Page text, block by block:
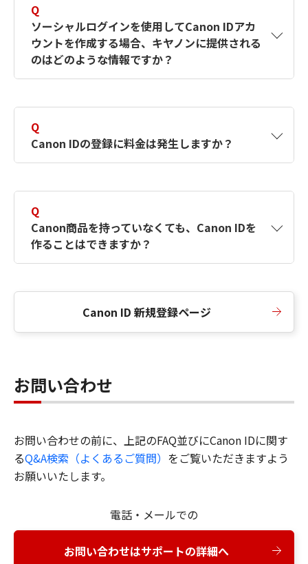
す。詳しい作成方法は【カメラ】Canon IDとは
何ですか？Canon IDの作成方法は？をご確認く
ださい。
Q
ソーシャルログインを使用してCanon IDアカ
ウントを作成する場合、キヤノンに提供される
のはどのような情報ですか？
択したサービスから取得します。アカウントを
簡単に作成できるように、この情報を使用して
Canon IDの登録フォームを入力します。
Q
Canon IDの登録に料金は発生しますか？
Q
Canon商品を持っていなくても、Canon IDを
作ることはできますか？
Canon ID 新規登録ページ
お問い合わせ
お問い合わせの前に、上記のFAQ並びにCanon IDに関す
るQ&A検索（よくあるご質問） をご覧いただきますよう
お願いいたします。
電話・メールでの
お問い合わせはサポートの詳細へ